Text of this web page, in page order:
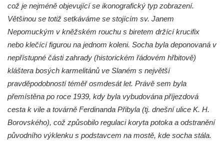
Teplicích nad Metují
Bývalá socha na křižovatce ulic Ještědská a
Školní v Rychnově u Jablonce nad Nisou
Socha svatého Jana Nepomuckého na
křižovatce ulice Kokonínská v Pulečném
Historický milník naproti domu čp. 37 v
Krásné u Pěnčína
což je nejméně objevující se ikonografický typ zobrazení.
Většinou se totiž setkáváme se stojícím sv. Janem
Nepomuckým v kněžském rouchu s biretem držící krucifix
nebo klečící figurou na jednom koleni. Socha byla deponovaná v
nepřístupné části zahrady (historickém řádovém hřbitově)
kláštera bosých karmelitánů ve Slaném s největší
pravděpodobností téměř osmdesát let. Právě sem byla
přemístěna po roce 1939, kdy byla vybudována příjezdová
cesta k vile a továrně Ferdinanda Přibyla (tj. dnešní ulice K. H.
Borovského), což způsobilo regulaci koryta potoka a odstranění
původního výklenku s podstavcem na mostě, kde socha stála.